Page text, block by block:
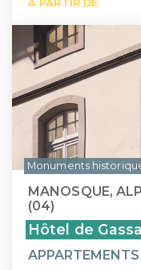
À PARTIR DE
MANOSQUE,
(04)
Hôtel de
Monuments